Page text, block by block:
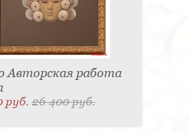
Авторская работа
руб.26 400 руб.